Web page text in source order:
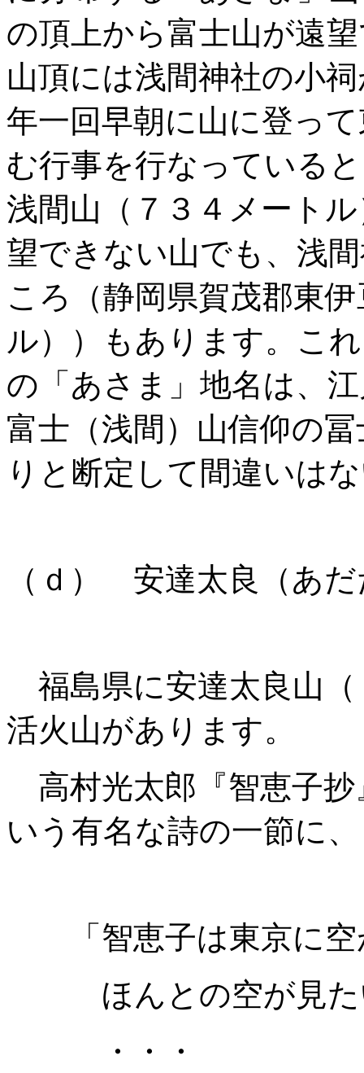
の頂上から富士山が遠
山頂には浅間神社の小
年一回早朝に山に登っ
む行事を行なっている
浅間山（７３４メート
望できない山でも、浅
ころ（静岡県賀茂郡東
ル））もあります。こ
の「あさま」地名は、
富士（浅間）山信仰の
りと断定して間違いは
（ｄ） 安達太良（あ
福島県に安達太良山（
活火山があります。
高村光太郎『智恵子
いう有名な詩の一節に、
「智恵子は東京に空
ほんとの空が見た
・・・